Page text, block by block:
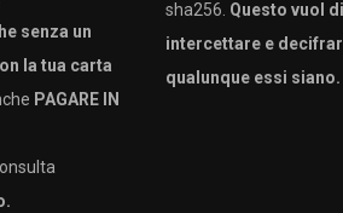
senza un
la tua carta
PAGARE IN
sha256. Questo vuol
intercettare e
qualunque essi siano.